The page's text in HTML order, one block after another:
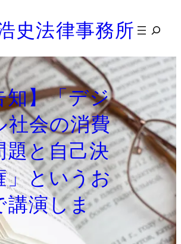
史法律事務所
検
知】「デジ
社会の消費
題と自己決
」というお
講演しま